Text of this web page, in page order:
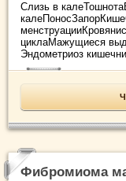
Слизь в
циклаМажущиеся
Эндометриоз
Фибромиома